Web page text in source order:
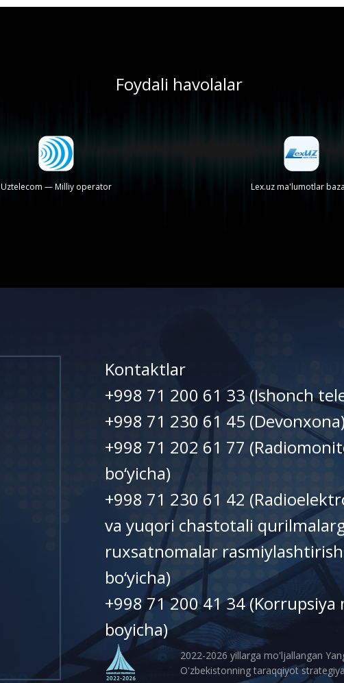
Foydali havolalar
Uztelecom — Milliy operator Lex.uz ma'lumotlar
Kontaktlar
+998 71 200 61 33 (Ishonch
+998 71 230 61 45 (Devonxonа)
+998 71 202 61 77
bo‘yicha)
+998 71 230 61 42
va yuqori chastotali
ruxsatnomalar
bo‘yicha)
+998 71 200 41 34 (Korrupsiya
boyicha)
2022-2026 yillarga mo'ljallangan
O'zbekistonning taraqqiyot